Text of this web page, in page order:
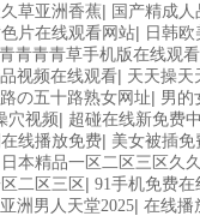
草亚洲香蕉| 国产精成
色片在线观看网站| 日韩
青青青青草手机版在线观
视频在线观看| 天天操天
の五十路熟女网址| 男的
穴视频| 超碰在线新免费
线播放免费| 美女被插
日本精品一区二区三区久
二区三区 | 91手机免费在
亚洲男人天堂2025| 在线播